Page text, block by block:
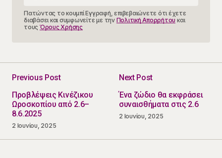
Πατώντας το κουμπί Εγγραφή, επιβεβαιώνετε ότι έχετε
διαβάσει και συμφωνείτε με την Πολιτική Απορρήτου και
τους Όρους Χρήσης
Previous Post
Προβλέψεις Κινέζικου
Ωροσκοπίου από 2.6–
8.6.2025
2 Ιουνίου, 2025
Next Post
Ένα ζώδιο θα εκφράσει
συναισθήματα στις 2.6
2 Ιουνίου, 2025